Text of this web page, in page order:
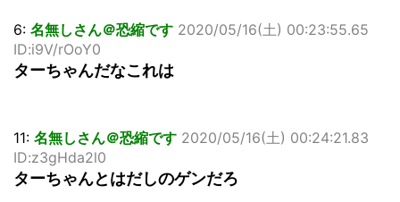
6: 名無しさん＠恐縮です 2020/05/16(土) 00:23:55.65
ID:i9V/rOoY0
ターちゃんだなこれは
11: 名無しさん＠恐縮です 2020/05/16(土) 00:24:21.83
ID:z3gHda2l0
ターちゃんとはだしのゲンだろ